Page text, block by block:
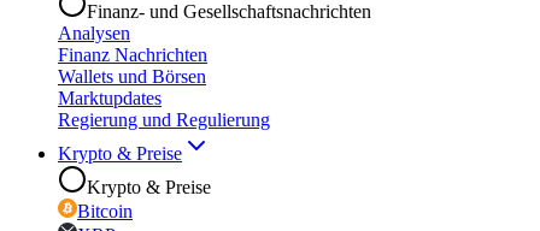
Finanz- und Gesellschaftsnachrichten
Analysen
Finanz Nachrichten
Wallets und Börsen
Marktupdates
Regierung und Regulierung
Krypto & Preise
Krypto & Preise
Bitcoin